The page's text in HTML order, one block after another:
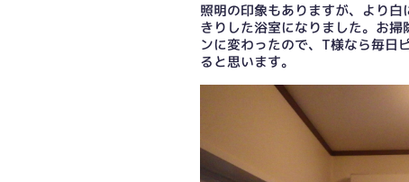
照明の印象もありますが、より
きりした浴室になりました。お
ンに変わったので、T様なら毎日
ると思います。